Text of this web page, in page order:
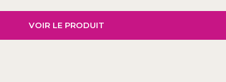
VOIR LE PRODUIT